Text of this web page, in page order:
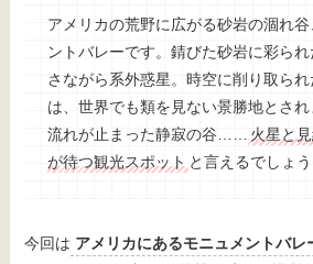
アメリカの荒野に広がる砂岩の涸れ
ントバレーです。錆びた砂岩に彩ら
さながら系外惑星。時空に削り取ら
は、世界でも類を見ない景勝地とさ
流れが止まった静寂の谷……
火星と
が待つ観光スポット と言えるでしょう
今回は アメリカにあるモニュメントバレ